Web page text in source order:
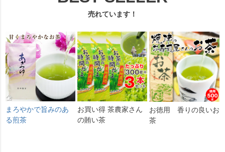
売れています！
まろやかで旨みのあ
る煎茶
お買い得 茶農家さん
の賄い茶
お徳用 香りの良いお
茶